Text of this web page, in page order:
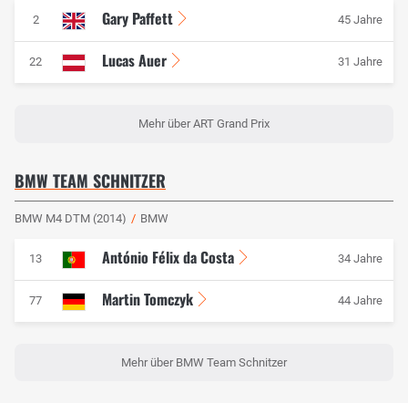
2 Gary Paffett 45 Jahre
22 Lucas Auer 31 Jahre
Mehr über ART Grand Prix
BMW TEAM SCHNITZER
BMW M4 DTM (2014) / BMW
13 António Félix da Costa 34 Jahre
77 Martin Tomczyk 44 Jahre
Mehr über BMW Team Schnitzer